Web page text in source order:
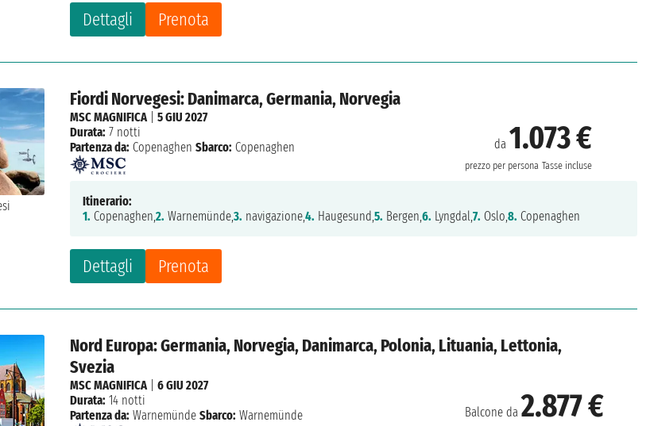
Dettagli Prenota
Fiordi Norvegesi: Danimarca, Germania, Norvegia
da 1.073 €
prezzo per persona Tasse incluse
Dettagli Prenota
MSC MAGNIFICA|5 GIU 2027
Durata: 7 notti
Partenza da: Copenaghen Sbarco: Copenaghen
Itinerario:
1. Copenaghen,2. Warnemünde,3. navigazione,4. Haugesund,5. Bergen,6. Lyngdal,7. Oslo,8. Copenaghen
Nord Europa: Germania, Norvegia, Danimarca, Polonia, Lituania, Lettonia,
Svezia
Balcone da2.877 €
MSC MAGNIFICA|6 GIU 2027
Durata: 14 notti
Partenza da: Warnemünde Sbarco: Warnemünde